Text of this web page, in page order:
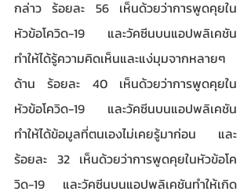
กล่าว ร้อยละ 56 เห็นด้วยว่าการพูดคุยใน
หัวข้อโควิด-19 และวัคซีนบนแอปพลิเคชัน
ทำให้ได้รู้ความคิดเห็นและแง่มุมจากหลายๆ
ด้าน ร้อยละ 40 เห็นด้วยว่าการพูดคุยใน
หัวข้อโควิด-19 และวัคซีนบนแอปพลิเคชัน
ทำให้ได้ข้อมูลที่ตนเองไม่เคยรู้มาก่อน และ
ร้อยละ 32 เห็นด้วยว่าการพูดคุยในหัวข้อโค
วิด-19 และวัคซีนบนแอปพลิเคชันทำให้เกิด